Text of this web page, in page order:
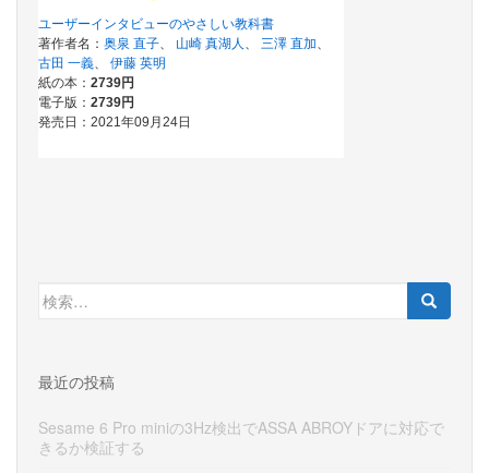
検
索:
最近の投稿
Sesame 6 Pro miniの3Hz検出でASSA ABROYドアに対応で
きるか検証する